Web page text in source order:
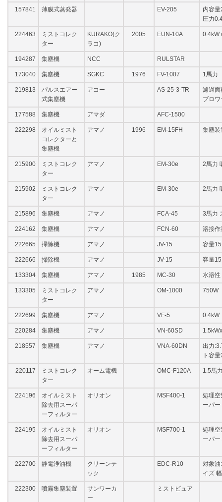
157841 薄膜式蒸発器 EV-205
内容
圧力
224463
ミストコレク
ター
KURAKO(ク
ラコ)
2005 EUN-10A 0.4kW
194287 集塵機 NCC RULSTAR
173040 集塵機 SGKC 1976 FV-1007 1馬力
219813
パルスエアー
式集塵機
アコー AS-25-3-TR
濾過面
ブロ
177588 集塵機 アマダ AFC-1500
222298
オイルミスト
コレクターと
集塵機
アマノ 1996 EM-15FH 集塵装
215900
ミストコレク
ター
アマノ EM-30e 2馬力
215902
ミストコレク
ター
アマノ EM-30e 2馬力
215896 集塵機 アマノ FCA-45 3馬力
224162 集塵機 アマノ FCN-60 溶接作
222665 掃除機 アマノ JV-15 容量
222666 掃除機 アマノ JV-15 容量
133304 集塵機 アマノ 1985 MC-30 水溶性
133305
ミストコレク
ター
アマノ OM-1000 750W
222699 集塵機 アマノ VF-5 0.4kW
220284 集塵機 アマノ VN-60SD
218557 集塵機 アマノ VNA-60DN
出力
ト容
220117
ミストコレク
ター
オーム電機 OMC-F120A 1.5馬
224196
オイルミスト
除去用スーパ
ーフィルター
オリオン MSF400-1
処理空
ーパ
224195
オイルミスト
除去用スーパ
ーフィルター
オリオン MSF700-1
処理空
ーパ
222700 静電浄油機
クリーンテ
ック
EDC-R10
対象油
イズ:
222300 噴霧集塵装置
サンワーカ
ー
ミストピュア